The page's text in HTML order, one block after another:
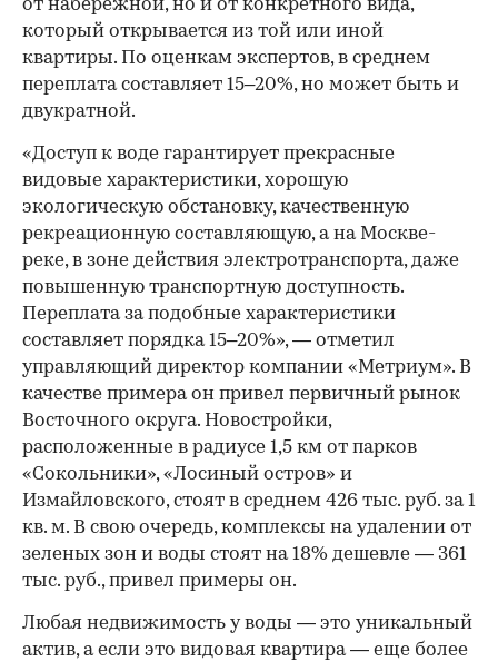
от набережной, но и от конкретного вида,
который открывается из той или иной
квартиры. По оценкам экспертов, в среднем
переплата составляет 15–20%, но может быть и
двукратной.
«Доступ к воде гарантирует прекрасные
видовые характеристики, хорошую
экологическую обстановку, качественную
рекреационную составляющую, а на Москве-
реке, в зоне действия электротранспорта, даже
повышенную транспортную доступность.
Переплата за подобные характеристики
составляет порядка 15–20%», — отметил
управляющий директор компании «Метриум». В
качестве примера он привел первичный рынок
Восточного округа. Новостройки,
расположенные в радиусе 1,5 км от парков
«Сокольники», «Лосиный остров» и
Измайловского, стоят в среднем 426 тыс. руб. за 1
кв. м. В свою очередь, комплексы на удалении от
зеленых зон и воды стоят на 18% дешевле — 361
тыс. руб., привел примеры он.
Любая недвижимость у воды — это уникальный
актив, а если это видовая квартира — еще более